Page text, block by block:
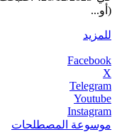
(أو...
للمزيد
Facebook
X
Telegram
Youtube
Instagram
موسوعة المصطلحات